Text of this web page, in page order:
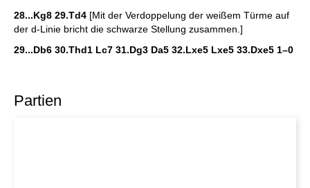
28...Kg8 29.Td4 [Mit der Verdoppelung der weißem Türme auf
der d-Linie bricht die schwarze Stellung zusammen.]
29...Db6 30.Thd1 Lc7 31.Dg3 Da5 32.Lxe5 Lxe5 33.Dxe5 1–0
Partien